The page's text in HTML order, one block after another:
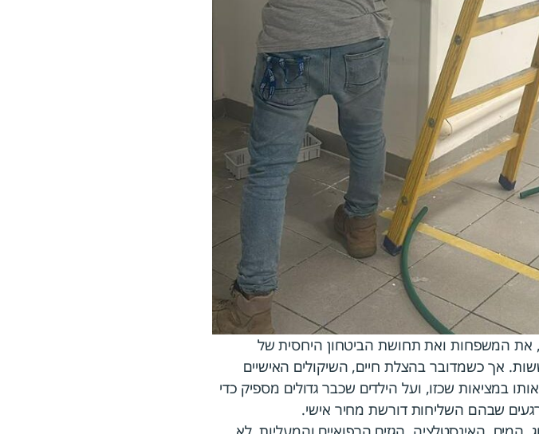
את המשפחות ואת תחושת הביטחון היחסית של
אך כשמדובר בהצלת חיים, השיקולים האישיים
במציאות שכזו, ועל הילדים שכבר גדולים מספיק כדי
שבהם השליחות דורשת מחיר אישי.